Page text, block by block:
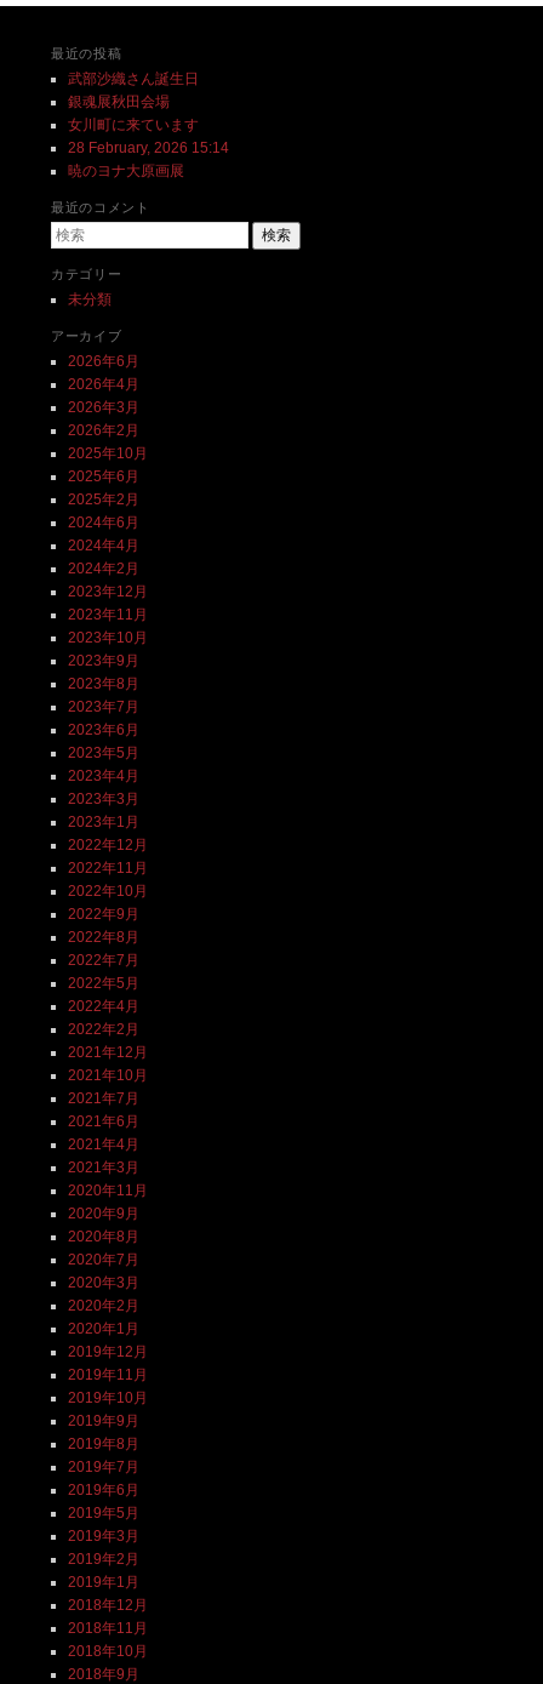
最近の投稿
武部沙織さん誕生日
銀魂展秋田会場
女川町に来ています
28 February, 2026 15:14
暁のヨナ大原画展
最近のコメント
検索
カテゴリー
未分類
アーカイブ
2026年6月
2026年4月
2026年3月
2026年2月
2025年10月
2025年6月
2025年2月
2024年6月
2024年4月
2024年2月
2023年12月
2023年11月
2023年10月
2023年9月
2023年8月
2023年7月
2023年6月
2023年5月
2023年4月
2023年3月
2023年1月
2022年12月
2022年11月
2022年10月
2022年9月
2022年8月
2022年7月
2022年5月
2022年4月
2022年2月
2021年12月
2021年10月
2021年7月
2021年6月
2021年4月
2021年3月
2020年11月
2020年9月
2020年8月
2020年7月
2020年3月
2020年2月
2020年1月
2019年12月
2019年11月
2019年10月
2019年9月
2019年8月
2019年7月
2019年6月
2019年5月
2019年3月
2019年2月
2019年1月
2018年12月
2018年11月
2018年10月
2018年9月